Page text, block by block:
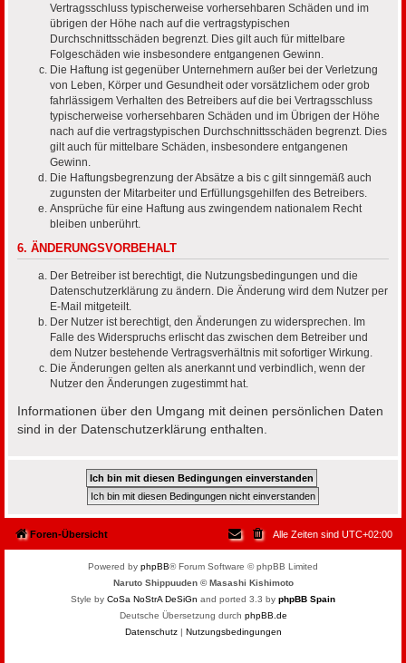
Vertragsschluss typischerweise vorhersehbaren Schäden und im
übrigen der Höhe nach auf die vertragstypischen
Durchschnittsschäden begrenzt. Dies gilt auch für mittelbare
Folgeschäden wie insbesondere entgangenen Gewinn.
Die Haftung ist gegenüber Unternehmern außer bei der Verletzung
von Leben, Körper und Gesundheit oder vorsätzlichem oder grob
fahrlässigem Verhalten des Betreibers auf die bei Vertragsschluss
typischerweise vorhersehbaren Schäden und im Übrigen der Höhe
nach auf die vertragstypischen Durchschnittsschäden begrenzt. Dies
gilt auch für mittelbare Schäden, insbesondere entgangenen
Gewinn.
Die Haftungsbegrenzung der Absätze a bis c gilt sinngemäß auch
zugunsten der Mitarbeiter und Erfüllungsgehilfen des Betreibers.
Ansprüche für eine Haftung aus zwingendem nationalem Recht
bleiben unberührt.
6. ÄNDERUNGSVORBEHALT
Der Betreiber ist berechtigt, die Nutzungsbedingungen und die
Datenschutzerklärung zu ändern. Die Änderung wird dem Nutzer per
E-Mail mitgeteilt.
Der Nutzer ist berechtigt, den Änderungen zu widersprechen. Im
Falle des Widerspruchs erlischt das zwischen dem Betreiber und
dem Nutzer bestehende Vertragsverhältnis mit sofortiger Wirkung.
Die Änderungen gelten als anerkannt und verbindlich, wenn der
Nutzer den Änderungen zugestimmt hat.
Informationen über den Umgang mit deinen persönlichen Daten
sind in der Datenschutzerklärung enthalten.
Foren-Übersicht Alle Zeiten sind UTC+02:00
Powered by phpBB® Forum Software © phpBB Limited
Naruto Shippuuden © Masashi Kishimoto
Style by CoSa NoStrA DeSiGn and ported 3.3 by phpBB Spain
Deutsche Übersetzung durch phpBB.de
Datenschutz| Nutzungsbedingungen